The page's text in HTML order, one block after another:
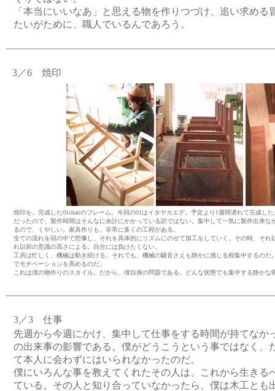
「本当にいいなあ」と思える物を作りつづけ、追い求める
たいがために、職人でいるんであろう。
3／6 焼印
焼印を。完成した01chairのフレーム。今回の01はイタヤカエデ。予定より1週間遅れて完成し
だったので、製作時間はそんなに余計にかかっている訳ではない。集中して一気に製作出来な
るので、くやしい。家具作りも、非常に多くの工程がある。
全ての流れを頭の中で想像し、それを具体的にリズムにのせて加工をしていく。その時、それ
れ以前の意識の高さによる。自分には負けたくない。
工房は忙しく、機械は動き続ける。それでも、機械の騒音さえも静かに感じる程集中するの
でモチベーションを高めるのだ。
これは僕の物作りのスタイル。だから、僕自身の問題である。どんな状態でも集中する静かな
3／3 仕事
先週から今週にかけ、集中して仕事をする時間が持てなか
の出来事の影響である。僕がどうこうという事ではなく、
て本人に会わずにはいられなかったのだ。
僕にいろんな事を教えてくれたその人は、これから生きる
ている。その人と知り合っていなかったら、僕は木工とも